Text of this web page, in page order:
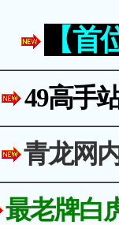
【
49高手
青龙网
最老牌白